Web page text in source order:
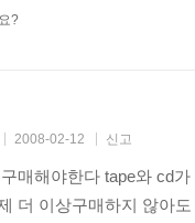
추천 영어동화 베스
?
2008-02-12 신고
매해야한다 tape와 cd
더 이상구매하지 않아